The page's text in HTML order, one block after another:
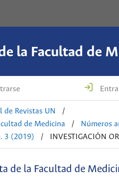
la Facultad de
de Revistas UN
/
de Medicina
/
Números
3 (2019) / INVESTIGACIÓN
de la Facultad de